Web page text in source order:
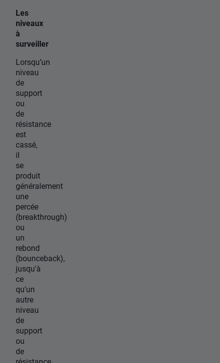
Les
niveaux
à
surveiller
Lorsqu’un
niveau
de
support
ou
de
résistance
est
cassé,
il
se
produit
généralement
une
percée
(breakthrough)
ou
un
rebond
(bounceback),
jusqu'à
ce
qu'un
autre
niveau
de
support
ou
de